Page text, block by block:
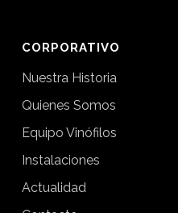
CORPORATIVO
Nuestra Historia
Quienes Somos
Equipo Vinófilos
Instalaciones
Actualidad